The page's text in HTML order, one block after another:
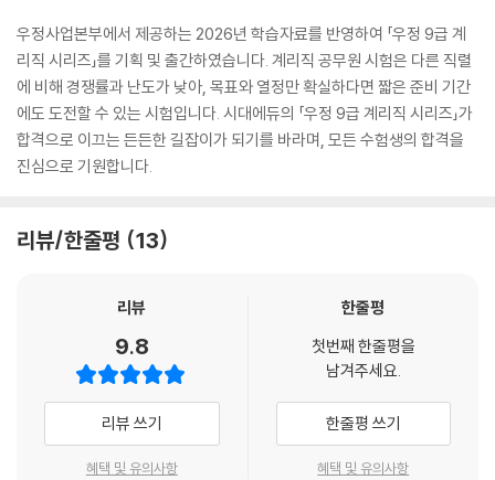
우정사업본부에서 제공하는 2026년 학습자료를 반영하여 「우정 9급 계
리직 시리즈」를 기획 및 출간하였습니다. 계리직 공무원 시험은 다른 직렬
에 비해 경쟁률과 난도가 낮아, 목표와 열정만 확실하다면 짧은 준비 기간
에도 도전할 수 있는 시험입니다. 시대에듀의 「우정 9급 계리직 시리즈」가
합격으로 이끄는 든든한 길잡이가 되기를 바라며, 모든 수험생의 합격을
진심으로 기원합니다.
리뷰/한줄평 13
리뷰
9.8
리뷰 쓰기
혜택 및 유의사항
한줄평
첫번째 한줄평을
남겨주세요.
한줄평 쓰기
혜택 및 유의사항